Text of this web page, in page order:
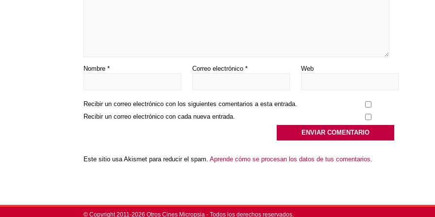
Nombre * Correo electrónico * Web
Recibir un correo electrónico con los siguientes comentarios a esta entrada.
Recibir un correo electrónico con cada nueva entrada.
Este sitio usa Akismet para reducir el spam. Aprende cómo se procesan los datos de tus comentarios.
© Copyright 2011-2026 Otros Cines Micropsia - Todos los derechos reservados.